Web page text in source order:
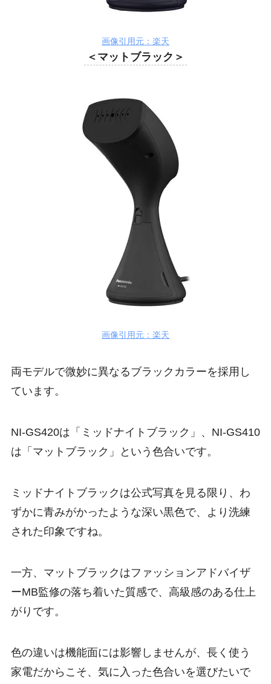
画像引用元：楽天
＜マットブラック＞
画像引用元：楽天
両モデルで微妙に異なるブラックカラーを採用し
ています。
NI-GS420は「ミッドナイトブラック」、NI-GS410
は「マットブラック」という色合いです。
ミッドナイトブラックは公式写真を見る限り、わ
ずかに青みがかったような深い黒色で、より洗練
された印象ですね。
一方、マットブラックはファッションアドバイザ
ーMB監修の落ち着いた質感で、高級感のある仕上
がりです。
色の違いは機能面には影響しませんが、長く使う
家電だからこそ、気に入った色合いを選びたいで